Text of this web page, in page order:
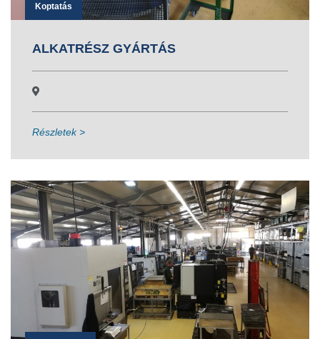
Koptatás
ALKATRÉSZ GYÁRTÁS
Részletek >